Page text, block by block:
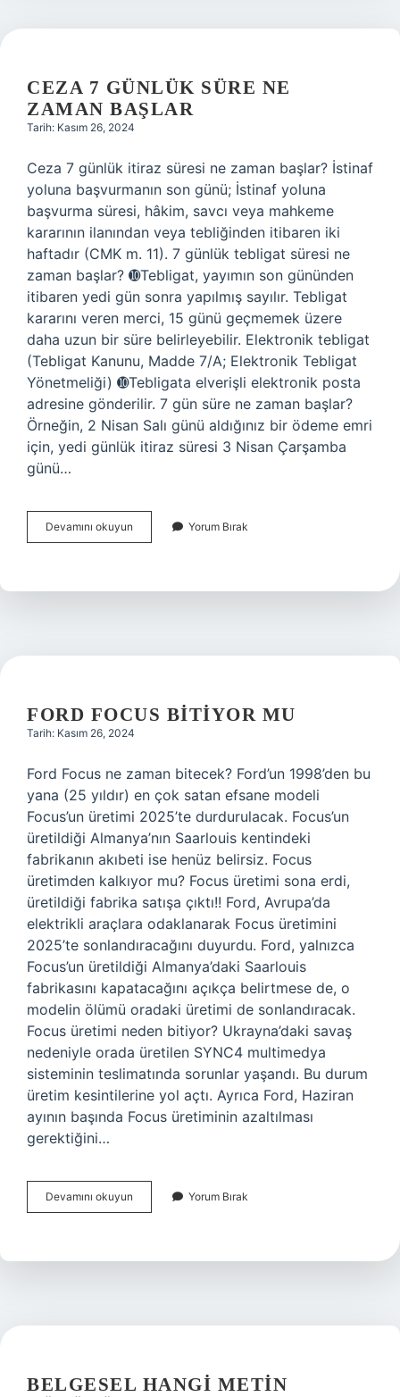
CEZA 7 GÜNLÜK SÜRE NE
ZAMAN BAŞLAR
Tarih: Kasım 26, 2024
Ceza 7 günlük itiraz süresi ne zaman başlar? İstinaf
yoluna başvurmanın son günü; İstinaf yoluna
başvurma süresi, hâkim, savcı veya mahkeme
kararının ilanından veya tebliğinden itibaren iki
haftadır (CMK m. 11). 7 günlük tebligat süresi ne
zaman başlar? ➓Tebligat, yayımın son gününden
itibaren yedi gün sonra yapılmış sayılır. Tebligat
kararını veren merci, 15 günü geçmemek üzere
daha uzun bir süre belirleyebilir. Elektronik tebligat
(Tebligat Kanunu, Madde 7/A; Elektronik Tebligat
Yönetmeliği) ➓Tebligata elverişli elektronik posta
adresine gönderilir. 7 gün süre ne zaman başlar?
Örneğin, 2 Nisan Salı günü aldığınız bir ödeme emri
için, yedi günlük itiraz süresi 3 Nisan Çarşamba
günü…
Devamını okuyun
7
Ne
Yorum Bırak
FORD FOCUS BITIYOR MU
Tarih: Kasım 26, 2024
Ford Focus ne zaman bitecek? Ford’un 1998’den bu
yana (25 yıldır) en çok satan efsane modeli
Focus’un üretimi 2025’te durdurulacak. Focus’un
üretildiği Almanya’nın Saarlouis kentindeki
fabrikanın akıbeti ise henüz belirsiz. Focus
üretimden kalkıyor mu? Focus üretimi sona erdi,
üretildiği fabrika satışa çıktı!!️ Ford, Avrupa’da
elektrikli araçlara odaklanarak Focus üretimini
2025’te sonlandıracağını duyurdu. Ford, yalnızca
Focus’un üretildiği Almanya’daki Saarlouis
fabrikasını kapatacağını açıkça belirtmese de, o
modelin ölümü oradaki üretimi de sonlandıracak.
Focus üretimi neden bitiyor? Ukrayna’daki savaş
nedeniyle orada üretilen SYNC4 multimedya
sisteminin teslimatında sorunlar yaşandı. Bu durum
üretim kesintilerine yol açtı. Ayrıca Ford, Haziran
ayının başında Focus üretiminin azaltılması
gerektiğini…
Devamını okuyun
Focus
Yorum Bırak
BELGESEL HANGI METIN